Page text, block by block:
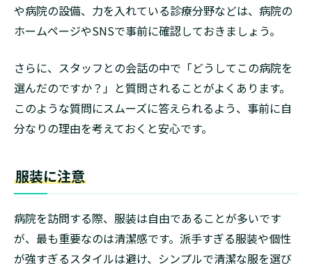
や病院の設備、力を入れている診療分野などは、病院の
ホームページやSNSで事前に確認しておきましょう。
さらに、スタッフとの会話の中で「どうしてこの病院を
選んだのですか？」と質問されることがよくあります。
このような質問にスムーズに答えられるよう、事前に自
分なりの理由を考えておくと安心です。
服装に注意
病院を訪問する際、服装は自由であることが多いです
が、最も重要なのは清潔感です。派手すぎる服装や個性
が強すぎるスタイルは避け、シンプルで清潔な服を選び